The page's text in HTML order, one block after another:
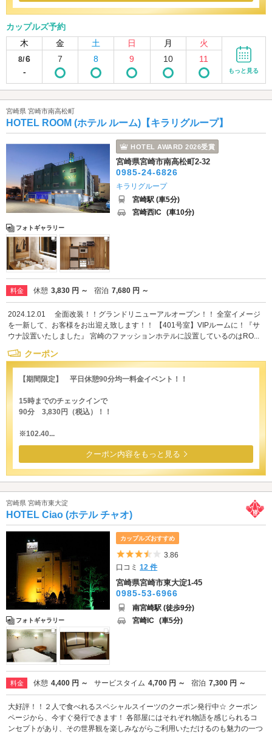
カップルズ予約
木
金 土 日 月 火
8/6
-
7 8 9 10 11
もっと見る
宮崎県 宮崎市南高松町
HOTEL ROOM (ホテル ルーム)【キラリグループ】
フォトギャラリー
HOTEL AWARD 2026受賞
宮崎県宮崎市南高松町2-32
0985-24-6826
キラリグループ
宮崎駅 (車5分)
宮崎西IC (車10分)
料金 休憩 3,830 円 ～ 宿泊 7,680 円 ～
2024.12.01 全面改装！！グランドリニューアルオープン！！ 全室イメージ
を一新して、お客様をお出迎え致します！！ 【401号室】VIPルームに！『サ
ウナ設置いたしました』 宮崎のファッションホテルに設置しているのはRO...
クーポン
【期間限定】 平日休憩90分均一料金イベント！！
15時までのチェックインで
90分 3,830円（税込）！！
※102.40...
クーポン内容をもっと見る
宮崎県 宮崎市東大淀
HOTEL Ciao (ホテル チャオ)
フォトギャラリー
カップルズおすすめ
5つ星のうち3.5
3.86
口コミ12 件
宮崎県宮崎市東大淀1-45
0985-53-6966
南宮崎駅 (徒歩9分)
宮崎IC (車5分)
料金 休憩 4,400 円 ～ サービスタイム 4,700 円 ～ 宿泊 7,300 円 ～
大好評！！２人で食べれるスペシャルスイーツのクーポン発行中☆ クーポン
ページから、今すぐ発行できます！ 各部屋にはそれぞれ物語を感じられるコ
ンセプトがあり、その世界観を楽しみながらご利用いただけるのも魅力の一つ